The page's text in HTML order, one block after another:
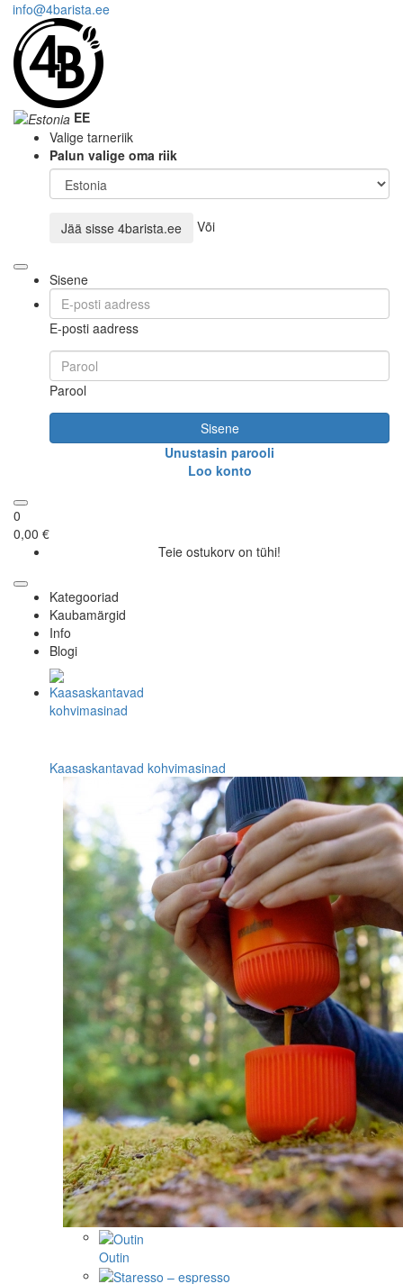
info@4barista.ee
EE
Valige tarneriik
Palun valige oma riik
Jää sisse 4barista.ee Või
Sisene
E-posti aadress
Parool
Sisene
Unustasin parooli
Loo konto
0
0,00 €
Teie ostukorv on tühi!
Kategooriad
Kaubamärgid
Info
Blogi
Kaasaskantavad kohvimasinad
Outin